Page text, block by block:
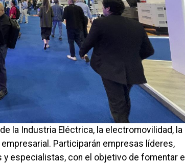
la Industria Eléctrica, la electromovilidad, la
Participarán empresas líderes,
especialistas, con el objetivo de fomentar el